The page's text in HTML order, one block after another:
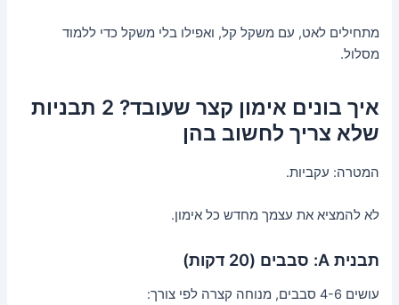
מתחילים לאט, עם משקל קל, ואפילו בלי משקל כדי ללמוד
מסלול.
איך בונים אימון קצר שעובד? 2 תבניות
שלא צריך לחשוב בהן
המטרה: עקביות.
לא להמציא את עצמך מחדש כל אימון.
תבנית A: סבבים (20 דקות)
עושים 4-6 סבבים, מנוחה קצרה לפי צורך: